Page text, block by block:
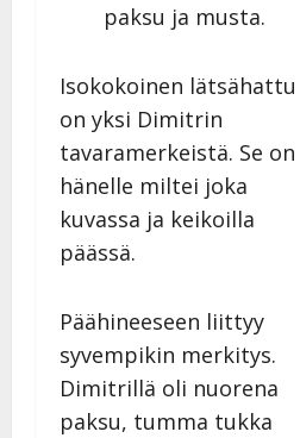
paksu ja musta.
Isokokoinen lätsähattu
on yksi Dimitrin
tavaramerkeistä. Se on
hänelle miltei joka
kuvassa ja keikoilla
päässä.
Päähineeseen liittyy
syvempikin merkitys.
Dimitrillä oli nuorena
paksu, tumma tukka